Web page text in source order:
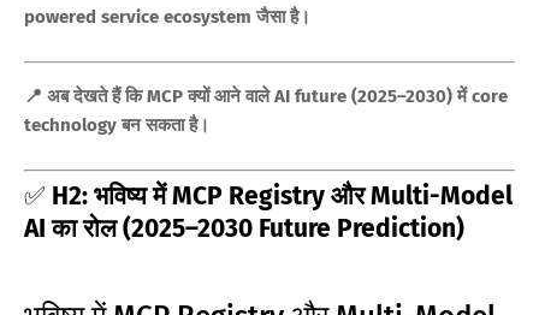
powered service ecosystem जैसा है।
📍 अब देखते हैं कि MCP क्यों आने वाले AI future (2025–2030) में core
technology बन सकता है।
✅ H2: भविष्य में MCP Registry और Multi-Model
AI का रोल (2025–2030 Future Prediction)